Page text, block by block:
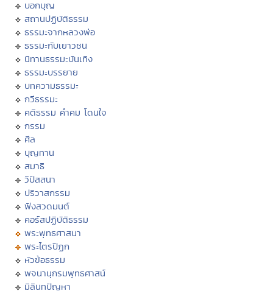
บอกบุญ
สถานปฏิบัติธรรม
ธรรมะจากหลวงพ่อ
ธรรมะกับเยาวชน
นิทานธรรมะบันเทิง
ธรรมะบรรยาย
บทความธรรมะ
กวีธรรมะ
คติธรรม คำคม โดนใจ
กรรม
ศีล
บุญทาน
สมาธิ
วิปัสสนา
ปริวาสกรรม
ฟังสวดมนต์
คอร์สปฏิบัติธรรม
พระพุทธศาสนา
พระไตรปิฏก
หัวข้อธรรม
พจนานุกรมพุทธศาสน์
มิลินทปัญหา